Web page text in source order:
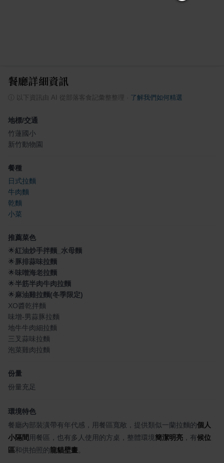
餐廳詳細資訊
以下資訊由 AI 從部落客食記彙整整理 了解我們如何精選
地標/交通
竹蓮國小
新竹動物園
餐種
日式拉麵
牛肉麵
乾麵
小菜
推薦菜色
🌟紅油炒手拌麵_水母麵
🌟 豚排蒜味拉麵
🌟味噌海老拉麵
🌟半筋半肉牛肉拉麵
🌟 麻油雞拉麵(冬季限定)
XO醬乾拌麵
味增-男蒜豚拉麵
地牛牛肉細拉麵
三叉蒜味拉麵
泡菜雞肉拉麵
份量
份量充足
環境特色
餐廳內部裝潢帶有年代感，用餐區寬敞，提供類似一蘭拉麵的個人
小隔間 用餐區，也有多人使用的方桌，整體環境簡潔明亮 ，有候位
區和供拍照的龍貓壁畫